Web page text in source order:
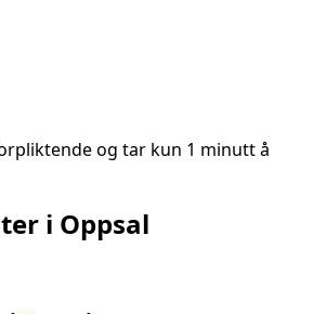
og tar kun 1 minutt å
i Oppsal